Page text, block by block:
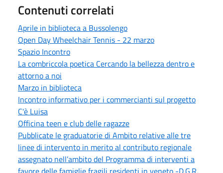
Contenuti correlati
Aprile in biblioteca a Bussolengo
Open Day Wheelchair Tennis - 22 marzo
Spazio Incontro
La combriccola poetica Cercando la bellezza dentro e
attorno a noi
Marzo in biblioteca
Incontro informativo per i commercianti sul progetto
C'è Luisa
Officina teen e club delle ragazze
Pubblicate le graduatorie di Ambito relative alle tre
linee di intervento in merito al contributo regionale
assegnato nell’ambito del Programma di interventi a